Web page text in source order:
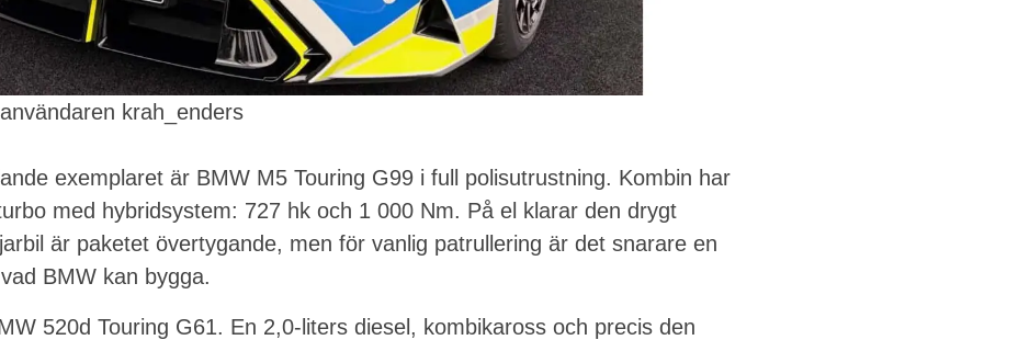
krah_enders
exemplaret är BMW M5 Touring G99 i full polisutrustning. Kombin har
med hybridsystem: 727 hk och 1 000 Nm. På el klarar den drygt
är paketet övertygande, men för vanlig patrullering är det snarare en
BMW kan bygga.
520d Touring G61. En 2,0-liters diesel, kombikaross och precis den